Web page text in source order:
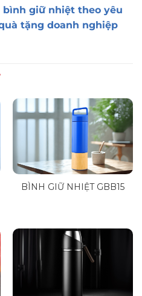
bình giữ nhiệt theo yêu
tặng doanh nghiệp
BÌNH GIỮ NHIỆT GBB15